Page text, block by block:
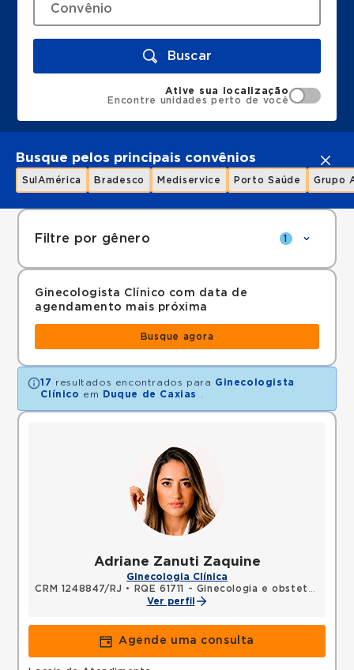
Buscar
Ative sua localização
Encontre unidades perto de você
Busque pelos principais convênios
SulAmérica Bradesco Mediservice Porto Saúde Grupo
Filtre por gênero 1
Ginecologista Clínico com data de
agendamento mais próxima
Busque agora
17 resultados encontrados para Ginecologista
Clínico em Duque de Caxias
Adriane Zanuti Zaquine
Ginecologia Clínica
CRM 1248847/RJ •
RQE 61711 - Ginecologia e obstetrícia
Ver perfil
Agende uma consulta